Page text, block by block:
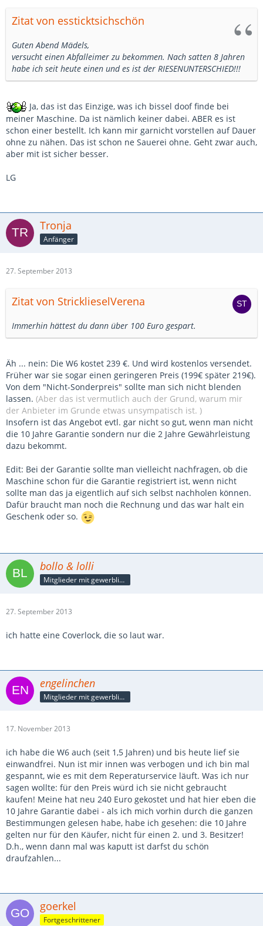
Zitat von essticktsichschön
Guten Abend Mädels,
versucht einen Abfalleimer zu bekommen. Nach satten 8 Jahren
habe ich seit heute einen und es ist der RIESENUNTERSCHIED!!!
Ja, das ist das Einzige, was ich bissel doof finde bei
meiner Maschine. Da ist nämlich keiner dabei. ABER es ist
schon einer bestellt. Ich kann mir garnicht vorstellen auf Dauer
ohne zu nähen. Das ist schon ne Sauerei ohne. Geht zwar auch,
aber mit ist sicher besser.
LG
Tronja
Anfänger
27. September 2013
Zitat von StricklieselVerena
Immerhin hättest du dann über 100 Euro gespart.
Äh ... nein: Die W6 kostet 239 €. Und wird kostenlos versendet.
Früher war sie sogar einen geringeren Preis (199€ später 219€).
Von dem "Nicht-Sonderpreis" sollte man sich nicht blenden
lassen. (Aber das ist vermutlich auch der Grund, warum mir
der Anbieter im Grunde etwas unsympatisch ist. )
Insofern ist das Angebot evtl. gar nicht so gut, wenn man nicht
die 10 Jahre Garantie sondern nur die 2 Jahre Gewährleistung
dazu bekommt.
Edit: Bei der Garantie sollte man vielleicht nachfragen, ob die
Maschine schon für die Garantie registriert ist, wenn nicht
sollte man das ja eigentlich auf sich selbst nachholen können.
Dafür braucht man noch die Rechnung und das war halt ein
Geschenk oder so.
bollo & lolli
Mitglieder mit gewerblicher Verbindung, auch als Mitarbeiter/in
27. September 2013
ich hatte eine Coverlock, die so laut war.
engelinchen
Mitglieder mit gewerblicher Verbindung, auch als Mitarbeiter/in
17. November 2013
ich habe die W6 auch (seit 1,5 Jahren) und bis heute lief sie
einwandfrei. Nun ist mir innen was verbogen und ich bin mal
gespannt, wie es mit dem Reperaturservice läuft. Was ich nur
sagen wollte: für den Preis würd ich sie nicht gebraucht
kaufen! Meine hat neu 240 Euro gekostet und hat hier eben die
10 Jahre Garantie dabei - als ich mich vorhin durch die ganzen
Bestimmungen gelesen habe, habe ich gesehen: die 10 Jahre
gelten nur für den Käufer, nicht für einen 2. und 3. Besitzer!
D.h., wenn dann mal was kaputt ist darfst du schön
draufzahlen...
goerkel
Fortgeschrittener